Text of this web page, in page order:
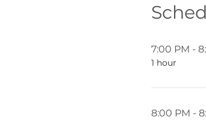
7:00 PM -
1 hour
8:00 PM -